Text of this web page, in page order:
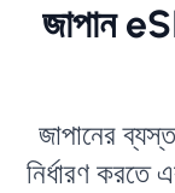
জাপান
জাপানের
নির্ধারণ